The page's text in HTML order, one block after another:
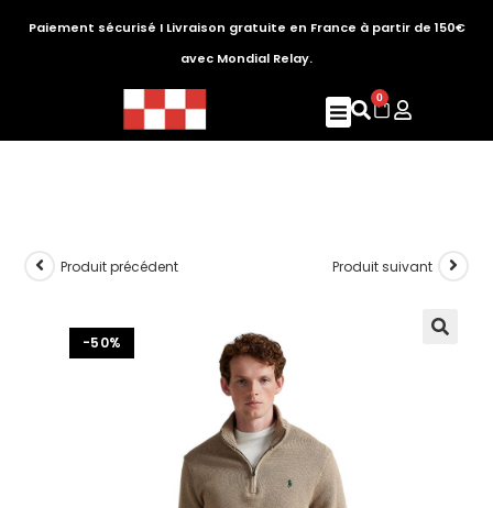
Paiement sécurisé I Livraison gratuite en France à partir de 150€
avec Mondial Relay.
0
-50%
Produit précédent Produit suivant